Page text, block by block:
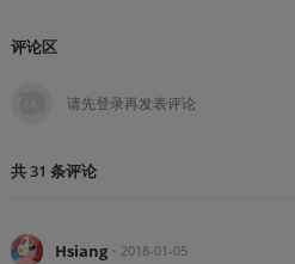
评论区
共31 条评论
Hsiang・ 2018-01-05